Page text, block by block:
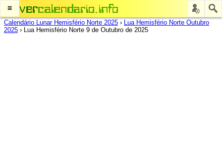
≡
Calendário Lunar Hemisfério Norte 2025 › Lua Hemisfério Norte Outubro
2025 › Lua Hemisfério Norte 9 de Outubro de 2025